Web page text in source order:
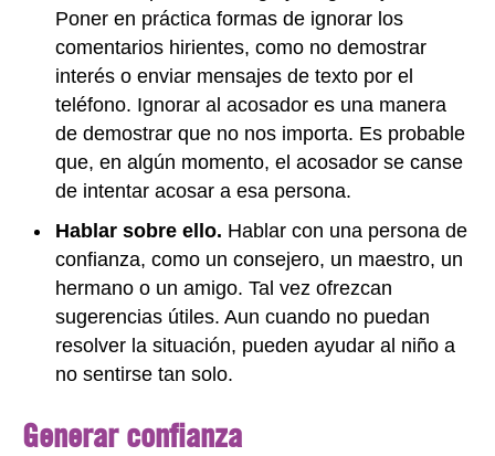
Poner en práctica formas de ignorar los
comentarios hirientes, como no demostrar
interés o enviar mensajes de texto por el
teléfono. Ignorar al acosador es una manera
de demostrar que no nos importa. Es probable
que, en algún momento, el acosador se canse
de intentar acosar a esa persona.
Hablar sobre ello. Hablar con una persona de
confianza, como un consejero, un maestro, un
hermano o un amigo. Tal vez ofrezcan
sugerencias útiles. Aun cuando no puedan
resolver la situación, pueden ayudar al niño a
no sentirse tan solo.
Generar confianza